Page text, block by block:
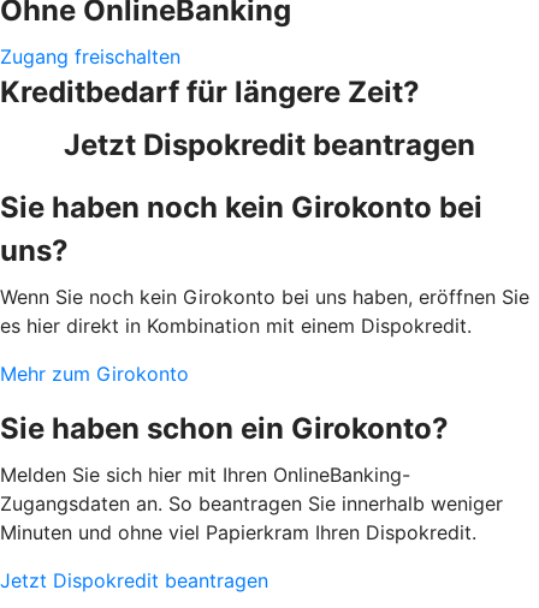
Ohne OnlineBanking
Zugang freischalten
Kreditbedarf für längere Zeit?
Jetzt Dispokredit beantragen
Sie haben noch kein Girokonto bei
uns?
Wenn Sie noch kein Girokonto bei uns haben, eröffnen Sie
es hier direkt in Kombination mit einem Dispokredit.
Mehr zum Girokonto
Sie haben schon ein Girokonto?
Melden Sie sich hier mit Ihren OnlineBanking-
Zugangsdaten an. So beantragen Sie innerhalb weniger
Minuten und ohne viel Papierkram Ihren Dispokredit.
Jetzt Dispokredit beantragen